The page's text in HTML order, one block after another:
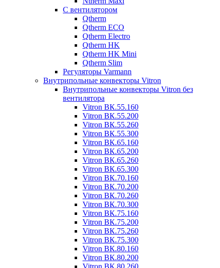
С вентилятором
Qtherm
Qtherm ECO
Qtherm Electro
Qtherm HK
Qtherm HK Mini
Qtherm Slim
Регуляторы Varmann
Внутрипольные конвекторы Vitron
Внутрипольные конвекторы Vitron без
вентилятора
Vitron ВК.55.160
Vitron ВК.55.200
Vitron ВК.55.260
Vitron ВК.55.300
Vitron ВК.65.160
Vitron ВК.65.200
Vitron ВК.65.260
Vitron ВК.65.300
Vitron ВК.70.160
Vitron ВК.70.200
Vitron ВК.70.260
Vitron ВК.70.300
Vitron ВК.75.160
Vitron ВК.75.200
Vitron ВК.75.260
Vitron ВК.75.300
Vitron ВК.80.160
Vitron ВК.80.200
Vitron ВК.80.260